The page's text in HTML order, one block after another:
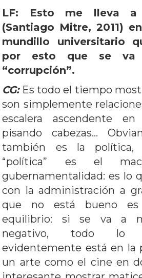
LF: Esto me lleva a
(Santiago Mitre, 2011)
mundillo universitario
por esto que se va
“corrupción”.
CG:Es todo el tiempo
son simplemente
escalera ascendente
pisando cabezas…
también es la política,
“política” es el
gubernamentalidad: es lo
con la administración a
que no está bueno
equilibrio: si se va a
negativo, todo lo
evidentemente está en la
un arte como el cine en